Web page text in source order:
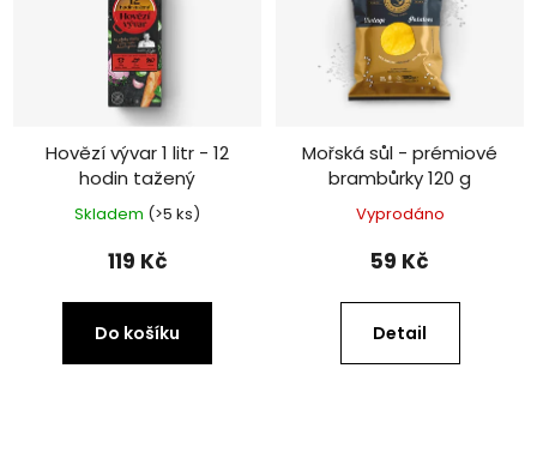
Hovězí vývar 1 litr - 12
hodin tažený
Skladem (>5 ks)
119 Kč
Do košíku
Mořská sůl - prémiové
brambůrky 120 g
Vyprodáno
59 Kč
Detail